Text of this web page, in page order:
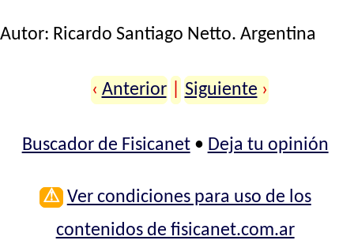
Autor: Ricardo Santiago Netto. Argentina
‹ Anterior Siguiente ›
Buscador de Fisicanet• Deja tu opinión
⚠ Ver condiciones para uso de los
contenidos de fisicanet.com.ar